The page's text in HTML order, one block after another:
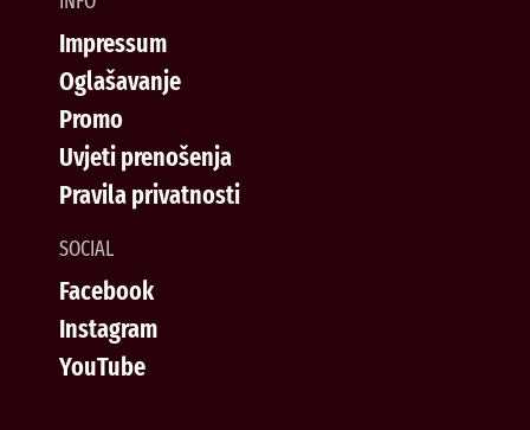
Impressum
Oglašavanje
Promo
Uvjeti prenošenja
Pravila privatnosti
SOCIAL
Facebook
Instagram
YouTube